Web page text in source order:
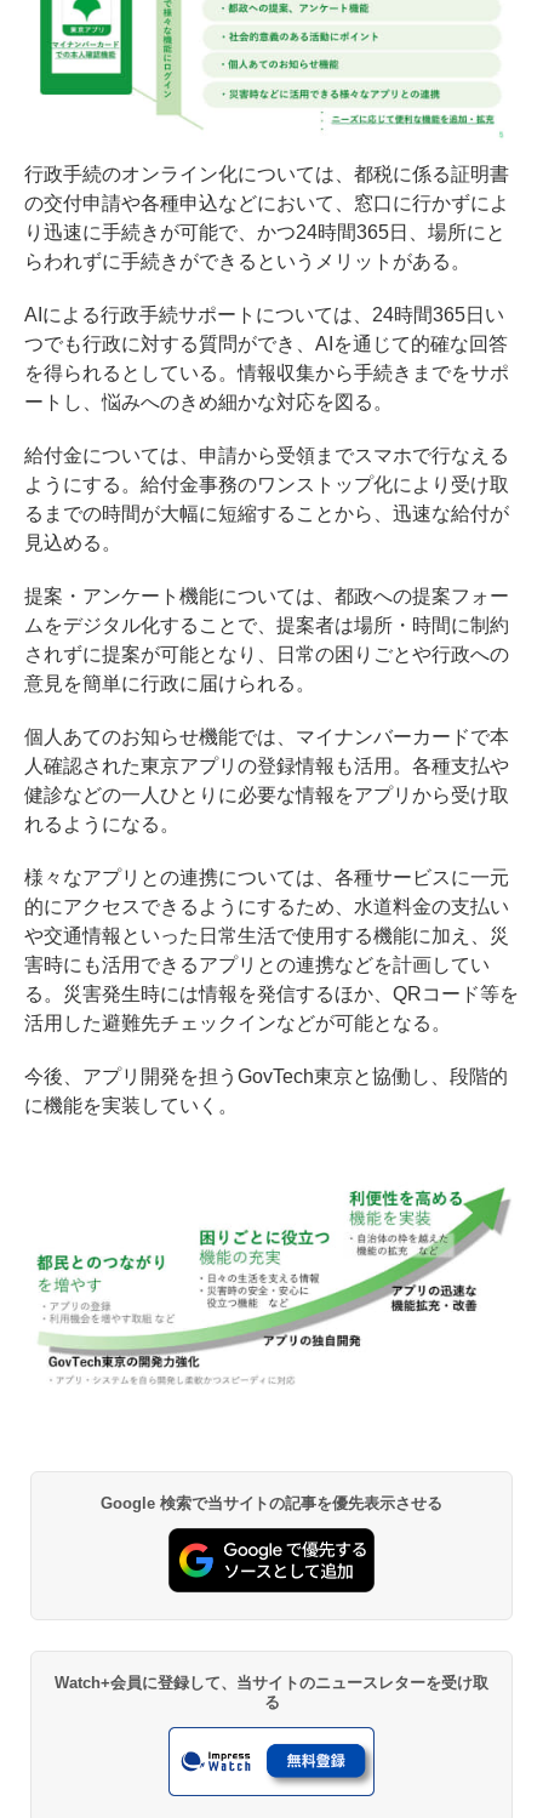
行政手続のオンライン化については、都税に係る証明書
の交付申請や各種申込などにおいて、窓口に行かずによ
り迅速に手続きが可能で、かつ24時間365日、場所にと
らわれずに手続きができるというメリットがある。
AIによる行政手続サポートについては、24時間365日い
つでも行政に対する質問ができ、AIを通じて的確な回答
を得られるとしている。情報収集から手続きまでをサポ
ートし、悩みへのきめ細かな対応を図る。
給付金については、申請から受領までスマホで行なえる
ようにする。給付金事務のワンストップ化により受け取
るまでの時間が大幅に短縮することから、迅速な給付が
見込める。
提案・アンケート機能については、都政への提案フォー
ムをデジタル化することで、提案者は場所・時間に制約
されずに提案が可能となり、日常の困りごとや行政への
意見を簡単に行政に届けられる。
個人あてのお知らせ機能では、マイナンバーカードで本
人確認された東京アプリの登録情報も活用。各種支払や
健診などの一人ひとりに必要な情報をアプリから受け取
れるようになる。
様々なアプリとの連携については、各種サービスに一元
的にアクセスできるようにするため、水道料金の支払い
や交通情報といった日常生活で使用する機能に加え、災
害時にも活用できるアプリとの連携などを計画してい
る。災害発生時には情報を発信するほか、QRコード等を
活用した避難先チェックインなどが可能となる。
今後、アプリ開発を担うGovTech東京と協働し、段階的
に機能を実装していく。
Google 検索で当サイトの記事を優先表示させる
Watch+会員に登録して、当サイトのニュースレターを受け取
る